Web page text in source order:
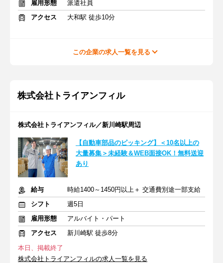
雇用形態
派遣社員
アクセス
大和駅 徒歩10分
この企業の求人一覧を見る
株式会社トライアンフィル
株式会社トライアンフィル／新川崎駅周辺
【自動車部品のピッキング】＜10名以上の
大量募集＞未経験＆WEB面接OK！無料送迎
あり
給与
時給1400～1450円以上＋ 交通費別途一部支給
シフト
週5日
雇用形態
アルバイト・パート
アクセス
新川崎駅 徒歩8分
本日、掲載終了
株式会社トライアンフィルの求人一覧を見る